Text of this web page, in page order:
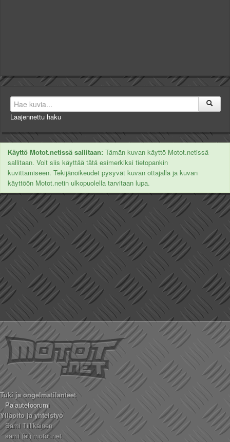
Laajennettu haku
Käyttö Motot.netissä sallitaan: Tämän kuvan käyttö Motot.netissä
sallitaan. Voit siis käyttää tätä esimerkiksi tietopankin
kuvittamiseen. Tekijänoikeudet pysyvät kuvan ottajalla ja kuvan
käyttöön Motot.netin ulkopuolella tarvitaan lupa.
Tuki ja ongelmatilanteet
Palautefoorumi
Ylläpito ja yhteistyö
Sami Tiilikainen
sami (ät) motot.net